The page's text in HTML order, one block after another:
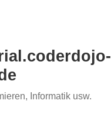
Informatik usw.